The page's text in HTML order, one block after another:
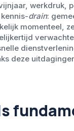
werkdruk,
drain:
momenteel,
deze